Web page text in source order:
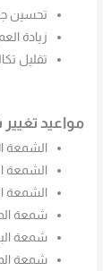
تحسين
زيادة
تقليل
مواعيد
الشمعة
الشمعة
الشمعة
شمعة
شمعة
شمعة